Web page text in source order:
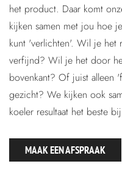
het product. Daar komt
kijken samen met jou hoe
kunt 'verlichten'. Wil je het
verfijnd? Wil je het door
bovenkant? Of juist alleen
gezicht? We kijken ook
koeler resultaat het beste
MAAK EEN AFSPRAAK